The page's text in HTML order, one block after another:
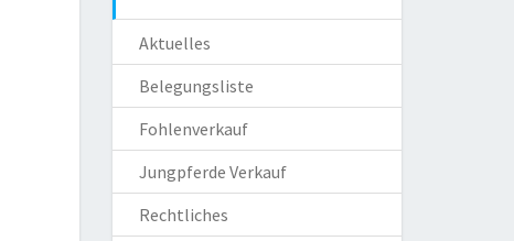
Aktuelles
Belegungsliste
Fohlenverkauf
Jungpferde Verkauf
Rechtliches